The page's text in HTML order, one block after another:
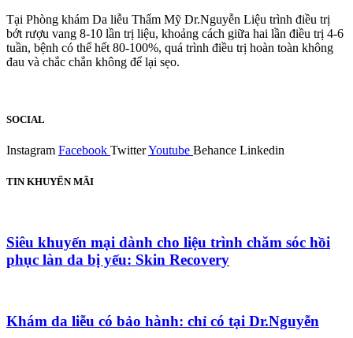
Tại Phòng khám Da liễu Thẩm Mỹ Dr.Nguyễn Liệu trình điều trị
bớt rượu vang 8-10 lần trị liệu, khoảng cách giữa hai lần điều trị 4-6
tuần, bệnh có thể hết 80-100%, quá trình điều trị hoàn toàn không
đau và chắc chắn không để lại sẹo.
SOCIAL
Instagram Facebook TwitterYoutube Behance Linkedin
TIN KHUYẾN MÃI
Siêu khuyến mại dành cho liệu trình chăm sóc hồi
phục làn da bị yếu: Skin Recovery
Khám da liễu có bảo hành: chỉ có tại Dr.Nguyễn